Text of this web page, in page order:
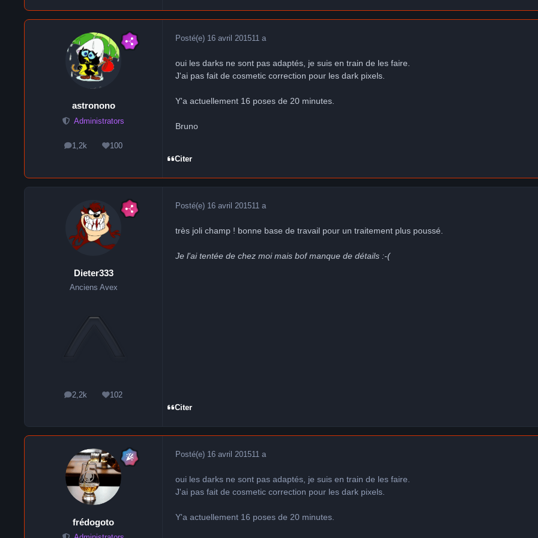
astronono
Administrators
1,2k
messages100
Réputation
Posté(e) 16 avril 201511 a
oui les darks ne sont pas adaptés, je suis en train de les faire.
J'ai pas fait de cosmetic correction pour les dark pixels.
Y'a actuellement 16 poses de 20 minutes.
Bruno
Citer
Dieter333
Anciens Avex
2,2k
messages102
Réputation
Posté(e) 16 avril 201511 a
très joli champ ! bonne base de travail pour un traitement plus poussé.
Je l'ai tentée de chez moi mais bof manque de détails :-(
Citer
frédogoto
Posté(e) 16 avril 201511 a
oui les darks ne sont pas adaptés, je suis en train de les faire.
J'ai pas fait de cosmetic correction pour les dark pixels.
Y'a actuellement 16 poses de 20 minutes.